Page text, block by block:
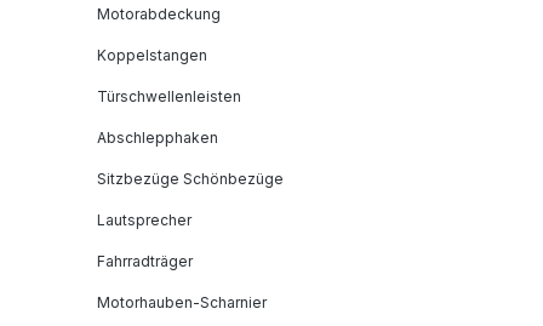
Motorabdeckung
Koppelstangen
Türschwellenleisten
Abschlepphaken
Sitzbezüge Schönbezüge
Lautsprecher
Fahrradträger
Motorhauben-Scharnier